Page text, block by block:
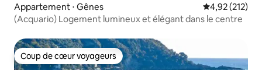
Appartement ⋅ Gênes Évaluation
4,92 (212)
(Acquario) Logement lumineux et élégant dans le centre
Coup de cœur voyageurs
Coup de cœur voyageurs